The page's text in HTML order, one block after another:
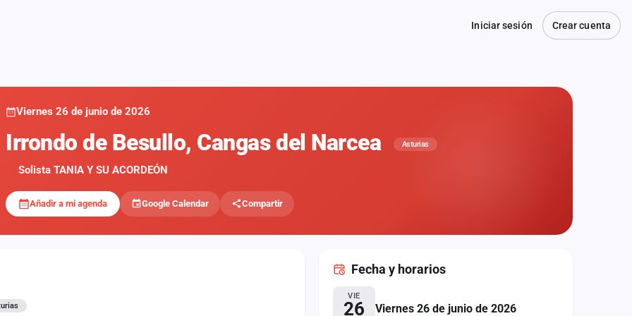
Iniciar sesión Crear cuenta
Viernes 26 de junio de 2026
Irrondo de Besullo, Cangas del Narcea Asturias
Solista TANIA Y SU ACORDEÓN
Añadir a mi agenda Google Calendar Compartir
Fecha y horarios
VIE
26 Viernes 26 de junio de 2026